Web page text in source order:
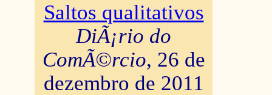
Saltos qualitativos
DiÃ¡rio do
ComÃ©rcio, 26 de
dezembro de 2011